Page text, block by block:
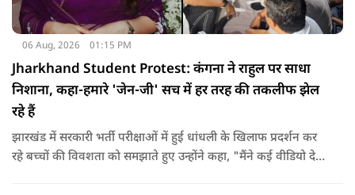
06 Aug, 2026 01:15 PM
Jharkhand Student Protest: कंगना ने राहुल पर साधा
निशाना, कहा-हमारे 'जेन-जी' सच में हर तरह की तकलीफ झेल
रहे हैं
झारखंड में सरकारी भर्ती परीक्षाओं में हुई धांधली के खिलाफ प्रदर्शन कर
रहे बच्चों की विवशता को समझाते हुए उन्होंने कहा, "मैंने कई वीडियो देखे